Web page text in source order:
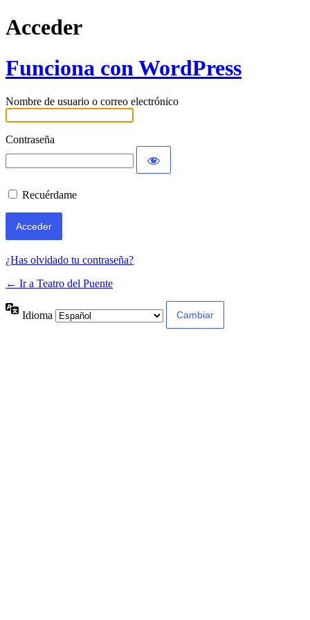
Acceder
Funciona con WordPress
Nombre de usuario o correo electrónico
Contraseña
Recuérdame
¿Has olvidado tu contraseña?
← Ir a Teatro del Puente
Idioma